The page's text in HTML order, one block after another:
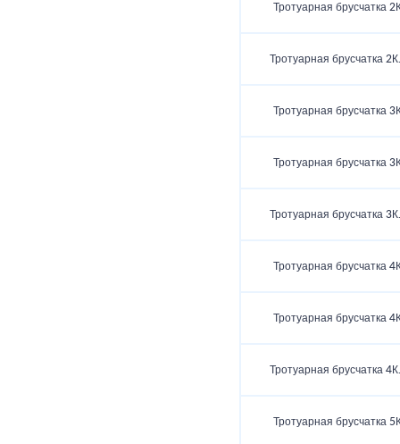
Тротуарная брусчатка
Тротуарная брусчатка
Тротуарная брусчатка
Тротуарная брусчатка
Тротуарная брусчатка
Тротуарная брусчатка
Тротуарная брусчатка
Тротуарная брусчатка
Тротуарная брусчатка